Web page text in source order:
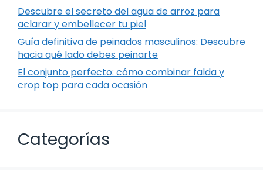
Descubre el secreto del agua de arroz para
aclarar y embellecer tu piel
Guía definitiva de peinados masculinos: Descubre
hacia qué lado debes peinarte
El conjunto perfecto: cómo combinar falda y
crop top para cada ocasión
Categorías